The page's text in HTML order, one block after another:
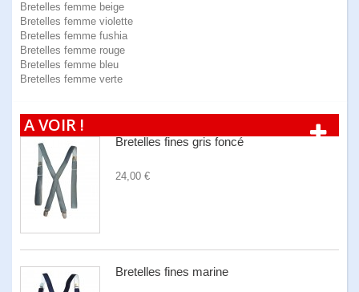
Bretelles femme beige
Bretelles femme violette
Bretelles femme fushia
Bretelles femme rouge
Bretelles femme bleu
Bretelles femme verte
A VOIR !
Bretelles fines gris foncé
24,00 €
Bretelles fines marine